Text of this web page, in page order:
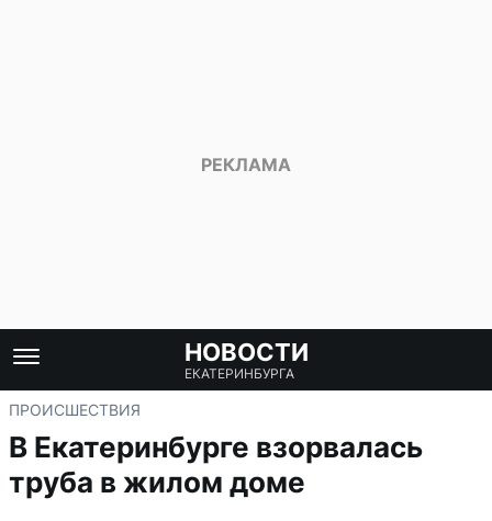
НОВОСТИ
ЕКАТЕРИНБУРГА
ПРОИСШЕСТВИЯ
В Екатеринбурге взорвалась
труба в жилом доме